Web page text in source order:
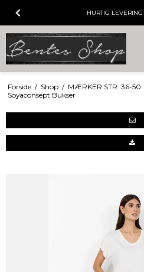
HURTIG LEVERING
Forside / Shop / MÆRKER STR. 36-50
Soyaconsept Bukser